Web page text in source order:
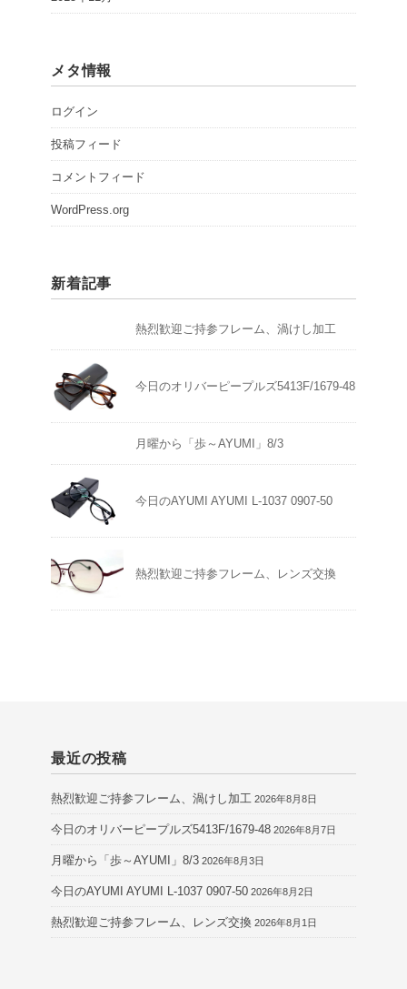
メタ情報
ログイン
投稿フィード
コメントフィード
WordPress.org
新着記事
熱烈歓迎ご持参フレーム、渦けし加工
今日のオリバーピープルズ5413F/1679-48
月曜から「歩～AYUMI」8/3
今日のAYUMI AYUMI L-1037 0907-50
熱烈歓迎ご持参フレーム、レンズ交換
最近の投稿
熱烈歓迎ご持参フレーム、渦けし加工 2026年8月8日
今日のオリバーピープルズ5413F/1679-48 2026年8月7日
月曜から「歩～AYUMI」8/3 2026年8月3日
今日のAYUMI AYUMI L-1037 0907-50 2026年8月2日
熱烈歓迎ご持参フレーム、レンズ交換 2026年8月1日